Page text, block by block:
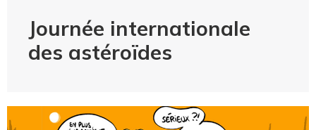
Journée internationale
des astéroïdes